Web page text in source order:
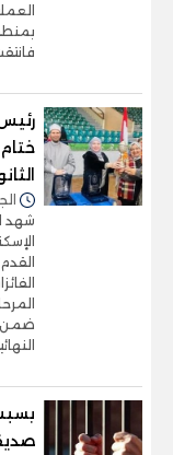
الجمعة
شهد
ضمن